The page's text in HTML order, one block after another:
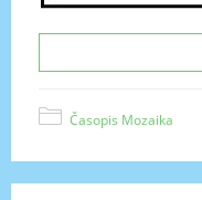
Časopis Mozaika